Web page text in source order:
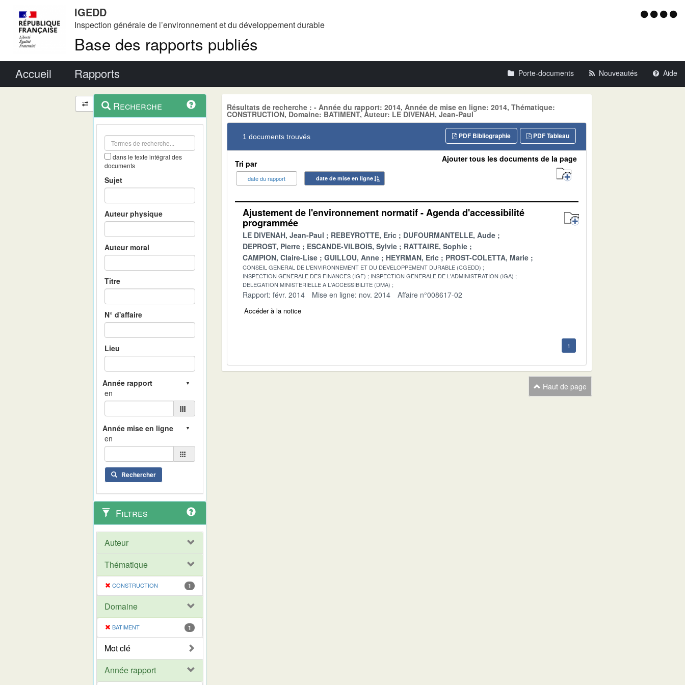
IGEDD
Inspection générale de l’environnement et du développement durable
Base des rapports publiés
Menu
Accueil Rapports Porte-documents Nouveautés Aide
Navigation
et
outils
contextuel
Recherche
dans le texte intégral des
documents
Sujet
Auteur physique
Auteur moral
Titre
N° d'affaire
Lieu
en
en
Rechercher
Filtres
Auteur
Thématique
CONSTRUCTION 1
Domaine
BATIMENT 1
Mot clé
Année rapport
Résultats de recherche : - Année du rapport: 2014, Année de mise en ligne: 2014, Thématique:
CONSTRUCTION, Domaine: BATIMENT, Auteur: LE DIVENAH, Jean-Paul
1 documents trouvés PDF Tableau
PDF Bibliographie
Tri par
date du rapport date de mise en ligne
Ajouter tous les documents de la page
Ajustement de l'environnement normatif - Agenda d'accessibilité
programmée
LE DIVENAH, Jean-Paul REBEYROTTE, Eric
DUFOURMANTELLE, Aude
DEPROST, Pierre
ESCANDE-VILBOIS, Sylvie
RATTAIRE, Sophie
CAMPION, Claire-Lise
GUILLOU, Anne HEYRMAN, Eric PROST-COLETTA, Marie
CONSEIL GENERAL DE L'ENVIRONNEMENT ET DU DEVELOPPEMENT DURABLE (CGEDD)
INSPECTION GENERALE DES FINANCES (IGF)
INSPECTION GENERALE DE L'ADMINISTRATION (IGA)
DELEGATION MINISTERIELLE A L'ACCESSIBILITE (DMA)
Rapport: févr. 2014 Mise en ligne: nov. 2014 Affaire n°008617-02
Accéder à la notice
1
Haut de page